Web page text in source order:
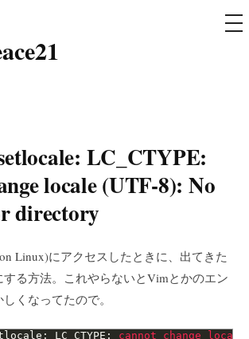
メ
ニ
LC_CTYPE:
locale (UTF-8): No
directory
Linux)にアクセスしたときに、出てきた
る方法。これやらないとVimとかのエン
くなってたので。
: LC_CTYPE : cannot change locale